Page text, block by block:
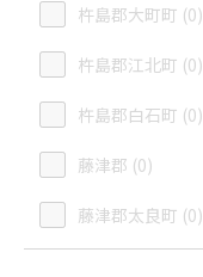
杵島郡大町町 (0)
杵島郡江北町 (0)
杵島郡白石町 (0)
藤津郡 (0)
藤津郡太良町 (0)